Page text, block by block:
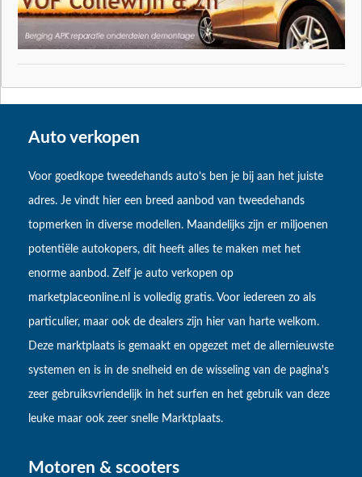
Auto verkopen
Voor goedkope tweedehands auto’s ben je bij aan het juiste
adres. Je vindt hier een breed aanbod van tweedehands
topmerken in diverse modellen. Maandelijks zijn er miljoenen
potentiële autokopers, dit heeft alles te maken met het
enorme aanbod. Zelf je auto verkopen op
marketplaceonline.nl is volledig gratis. Voor iedereen zo als
particulier, maar ook de dealers zijn hier van harte welkom.
Deze marktplaats is gemaakt en opgezet met de allernieuwste
systemen en is in de snelheid en de wisseling van de pagina's
zeer gebruiksvriendelijk in het surfen en het gebruik van deze
leuke maar ook zeer snelle Marktplaats.
Motoren & scooters